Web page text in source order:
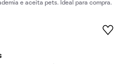
e aceita pets. Ideal para compra.